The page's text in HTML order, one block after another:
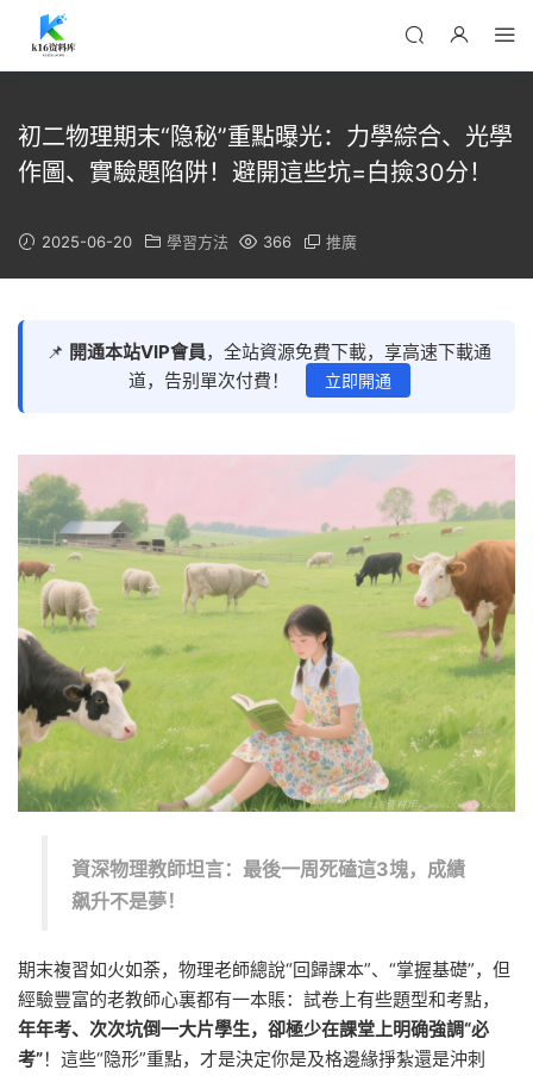
初二物理期末“隐秘”重點曝光：力學綜合、光學
作圖、實驗題陷阱！避開這些坑=白撿30分！
2025-06-20 學習方法 366 推廣
📌 開通本站VIP會員，全站資源免費下載，享高速下載通
道，告别單次付費！
立即開通
資深物理教師坦言：最後一周死磕這3塊，成績
飙升不是夢！
期末複習如火如荼，物理老師總說“回歸課本”、“掌握基礎”，但
經驗豐富的老教師心裏都有一本賬：試卷上有些題型和考點，
年年考、次次坑倒一大片學生，卻極少在課堂上明确強調“必
考”！這些“隐形”重點，才是決定你是及格邊緣掙紮還是沖刺